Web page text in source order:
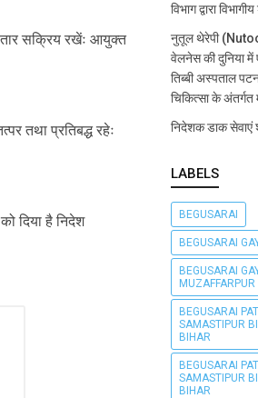
सक्रिय रखेंः आयुक्त
तथा प्रतिबद्ध रहेः
दिया है निदेश
विभाग द्वारा
नुतूल थेरेपी
वेलनेस की दुनिया में
तिब्बी अस्पताल
चिकित्सा के अंतर्गत
निदेशक डाक सेवाएं
LABELS
BEGUSARAI
BEGUSARAI
BEGUSARAI
MUZAFFARPUR
BEGUSARAI
SAMASTIPUR
BIHAR
BEGUSARAI
SAMASTIPUR
BIHAR